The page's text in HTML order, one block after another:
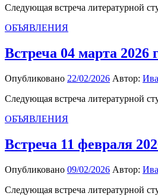
Следующая встреча литературной
ОБЪЯВЛЕНИЯ
Встреча 04 марта 2026
Опубликовано 22/02/2026 Автор:
Следующая встреча литературной
ОБЪЯВЛЕНИЯ
Встреча 11 февраля
Опубликовано 09/02/2026 Автор:
Следующая встреча литературной